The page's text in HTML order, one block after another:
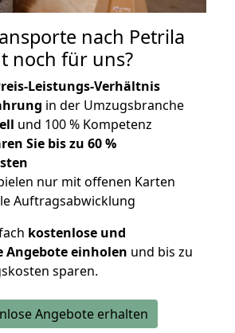
nach Petrila
noch für uns?
Leistungs-Verhältnis
in der Umzugsbranche
und 100 % Kompetenz
Sie bis zu 60 %
nur mit offenen Karten
Auftragsabwicklung
kostenlose und
Angebote einholen und bis zu
sparen.
Angebote erhalten